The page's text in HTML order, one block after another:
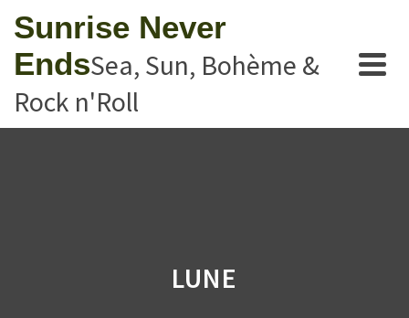
Sunrise Never
EndsSea, Sun, Bohème &
Rock n'Roll
LUNE